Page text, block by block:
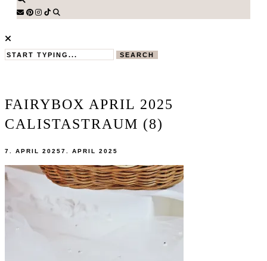
SEARCH
FAIRYBOX APRIL 2025
CALISTASTRAUM (8)
7. APRIL 20257. APRIL 2025